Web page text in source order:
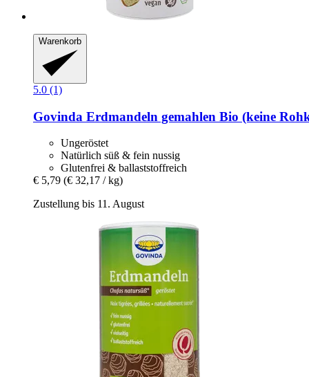
Warenkorb
5.0 (1)
Govinda Erdmandeln gemahlen Bio (keine
Ungeröstet
Natürlich süß & fein nussig
Glutenfrei & ballaststoffreich
€ 5,79 (€ 32,17 / kg)
Zustellung bis 11. August